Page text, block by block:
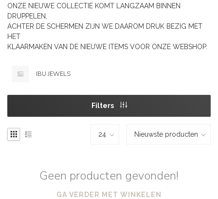
ONZE NIEUWE COLLECTIE KOMT LANGZAAM BINNEN
DRUPPELEN,
ACHTER DE SCHERMEN ZIJN WE DAAROM DRUK BEZIG MET
HET
KLAARMAKEN VAN DE NIEUWE ITEMS VOOR ONZE WEBSHOP.
IBU JEWELS
Filters
Geen producten gevonden!
GA VERDER MET WINKELEN